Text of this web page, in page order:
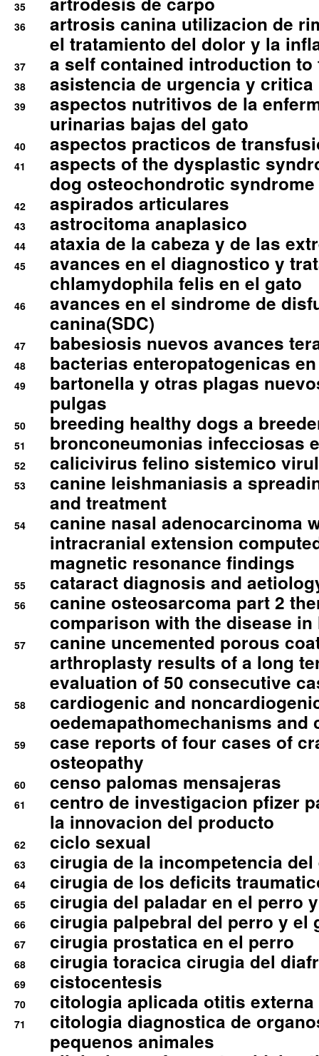
35
36
artrosis canina utilizacion de
el tratamiento del dolor y la
37 a self contained introduction
38 asistencia de urgencia y
39
aspectos nutritivos de la
urinarias bajas del gato
40 aspectos practicos de
41
aspects of the dysplastic
dog osteochondrotic syndrome
42 aspirados articulares
43 astrocitoma anaplasico
44 ataxia de la cabeza y de las
45
avances en el diagnostico y
chlamydophila felis en el gato
46
avances en el sindrome de
canina(SDC)
47 babesiosis nuevos avances
48 bacterias enteropatogenicas
49
bartonella y otras plagas
pulgas
50 breeding healthy dogs a
51 bronconeumonias infecciosas
52 calicivirus felino sistemico
53
canine leishmaniasis a
and treatment
54
canine nasal adenocarcinoma
intracranial extension
magnetic resonance findings
55 cataract diagnosis and
56
canine osteosarcoma part 2
comparison with the disease in
57
canine uncemented porous
arthroplasty results of a long
evaluation of 50 consecutive
58
cardiogenic and
oedemapathomechanisms and
59
case reports of four cases of
osteopathy
60 censo palomas mensajeras
61
centro de investigacion pfizer
la innovacion del producto
62 ciclo sexual
63 cirugia de la incompetencia
64 cirugia de los deficits
65 cirugia del paladar en el perro
66 cirugia palpebral del perro y el
67 cirugia prostatica en el perro
68 cirugia toracica cirugia del
69 cistocentesis
70 citologia aplicada otitis externa
71
citologia diagnostica de
pequenos animales